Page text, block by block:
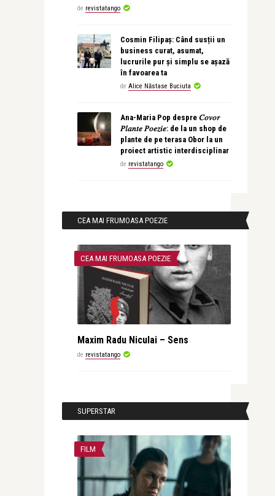
de revistatango
Cosmin Filipaș: Când susții un
business curat, asumat,
lucrurile pur și simplu se așază
în favoarea ta
de Alice Năstase Buciuta
Ana-Maria Pop despre 𝐶𝑜𝑣𝑜𝑟
𝑃𝑙𝑎𝑛𝑡𝑒 𝑃𝑜𝑒𝑧𝑖𝑒: de la un shop de
plante de pe terasa Obor la un
proiect artistic interdisciplinar
de revistatango
CEA MAI FRUMOASA POEZIE
CEA MAI FRUMOASA POEZIE
Maxim Radu Niculai – Sens
de revistatango
SUPERSTAR
FILM